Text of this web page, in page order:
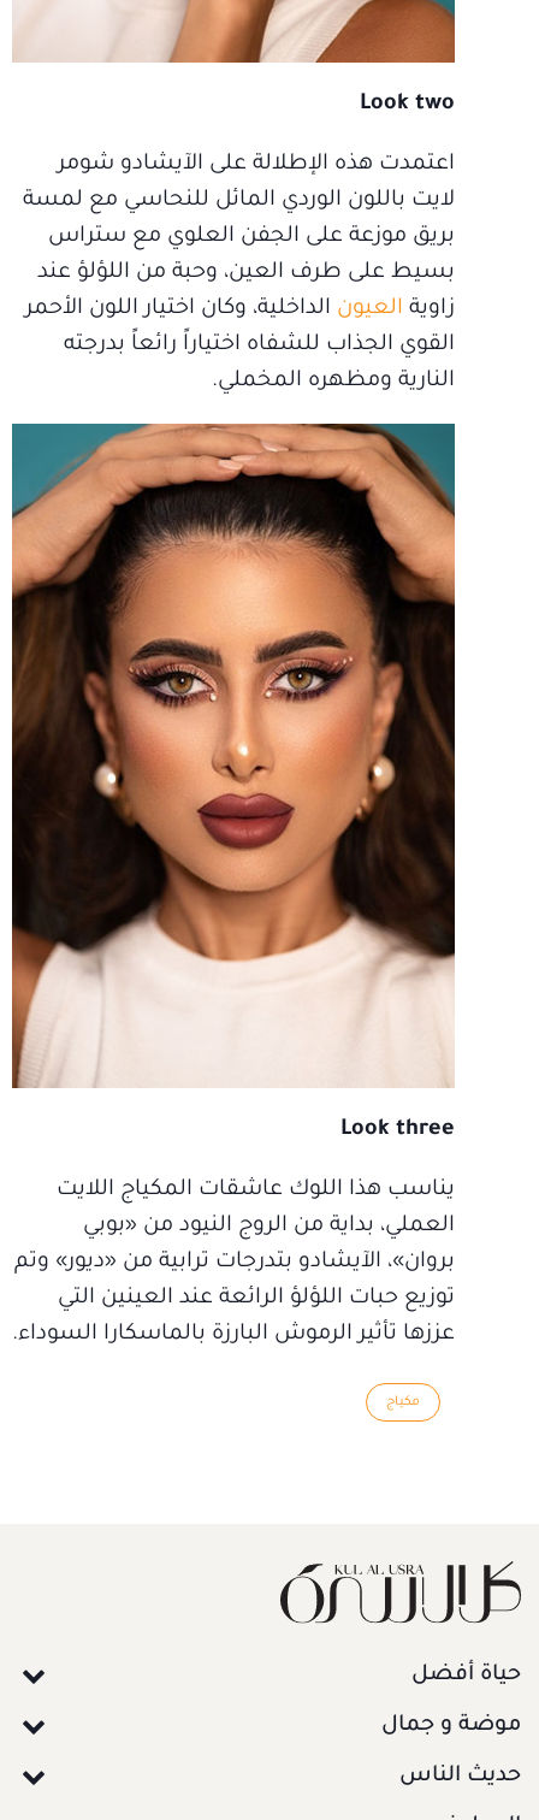
Look two
اعتمدت هذه الإطلالة على الآيشادو شومر
لايت باللون الوردي المائل للنحاسي مع لمسة
بريق موزعة على الجفن العلوي مع ستراس
بسيط على طرف العين، وحبة من اللؤلؤ عند
زاوية العيون الداخلية، وكان اختيار اللون الأحمر
القوي الجذاب للشفاه اختياراً رائعاً بدرجته
النارية ومظهره المخملي.
Look three
يناسب هذا اللوك عاشقات المكياج اللايت
العملي، بداية من الروج النيود من «بوبي
بروان»، الآيشادو بتدرجات ترابية من «ديور» وتم
توزيع حبات اللؤلؤ الرائعة عند العينين التي
عززها تأثير الرموش البارزة بالماسكارا السوداء.
مكياج
حياة أفضل
موضة و جمال
حديث الناس